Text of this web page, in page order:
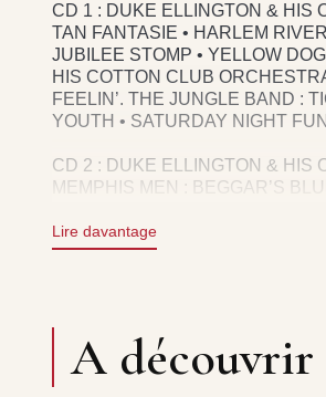
CD 1 : DUKE ELLINGTON & HIS
TAN FANTASIE • HARLEM
JUBILEE STOMP • YELLOW
HIS COTTON CLUB
FEELIN’. THE JUNGLE BAND :
YOUTH • SATURDAY NIGHT
CD 2 : DUKE ELLINGTON & HIS
MEMPHIS MEN : BEGGAR’S
THE HARLEM FOOTWARMERS
DUKE ELLINGTON & HIS
& HIS COTTON CLUB
DIRECTION ARTISTIQUE :
Lire davantage
A découvrir